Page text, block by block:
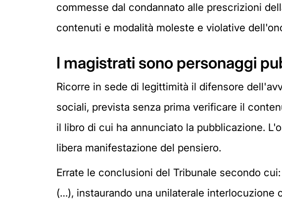
commesse dal condannato alle prescrizioni
contenuti e modalità moleste e violative
I magistrati sono personaggi
Ricorre in sede di legittimità il difensore
sociali, prevista senza prima verificare il
il libro di cui ha annunciato la pubblicazione.
libera manifestazione del pensiero.
Errate le conclusioni del Tribunale secondo
(…), instaurando una unilaterale